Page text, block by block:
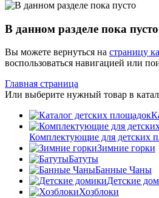
В данном разделе пока пусто
Вы можете вернуться на страницу
воспользоваться навигацией или
Главная страница
Или выберите нужный товар в
Комплектующие для детских
Зимние горки
Батуты
Банные Чаны
Детские
Хозблоки